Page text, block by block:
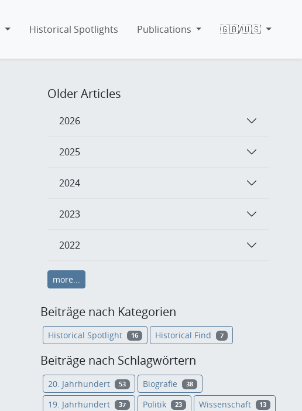
Historical Spotlights Publications 🇬🇧/🇺🇸
Older Articles
2026
2025
2024
2023
2022
more...
Beiträge nach Kategorien
Historical Spotlight 16 Historical Find 7
Beiträge nach Schlagwörtern
20. Jahrhundert 53 Biografie 38
19. Jahrhundert 37 Politik 23 Wissenschaft 13